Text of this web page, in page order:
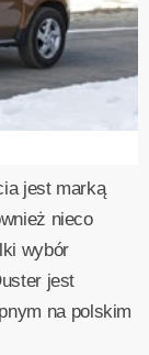
jest marką
nieco
wybór
jest
na polskim